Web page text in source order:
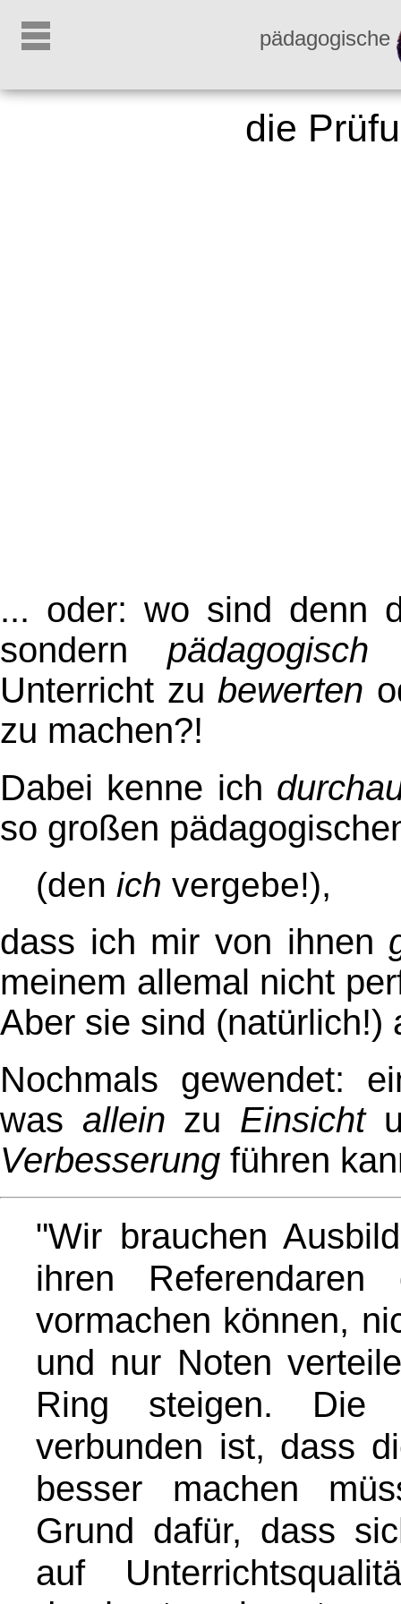
pädagogische